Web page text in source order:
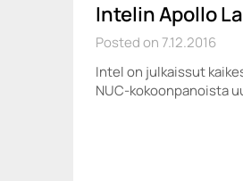
Intelin Apollo
Posted on 7.12.2016
Intel on julkaissut
NUC-kokoonpanoista